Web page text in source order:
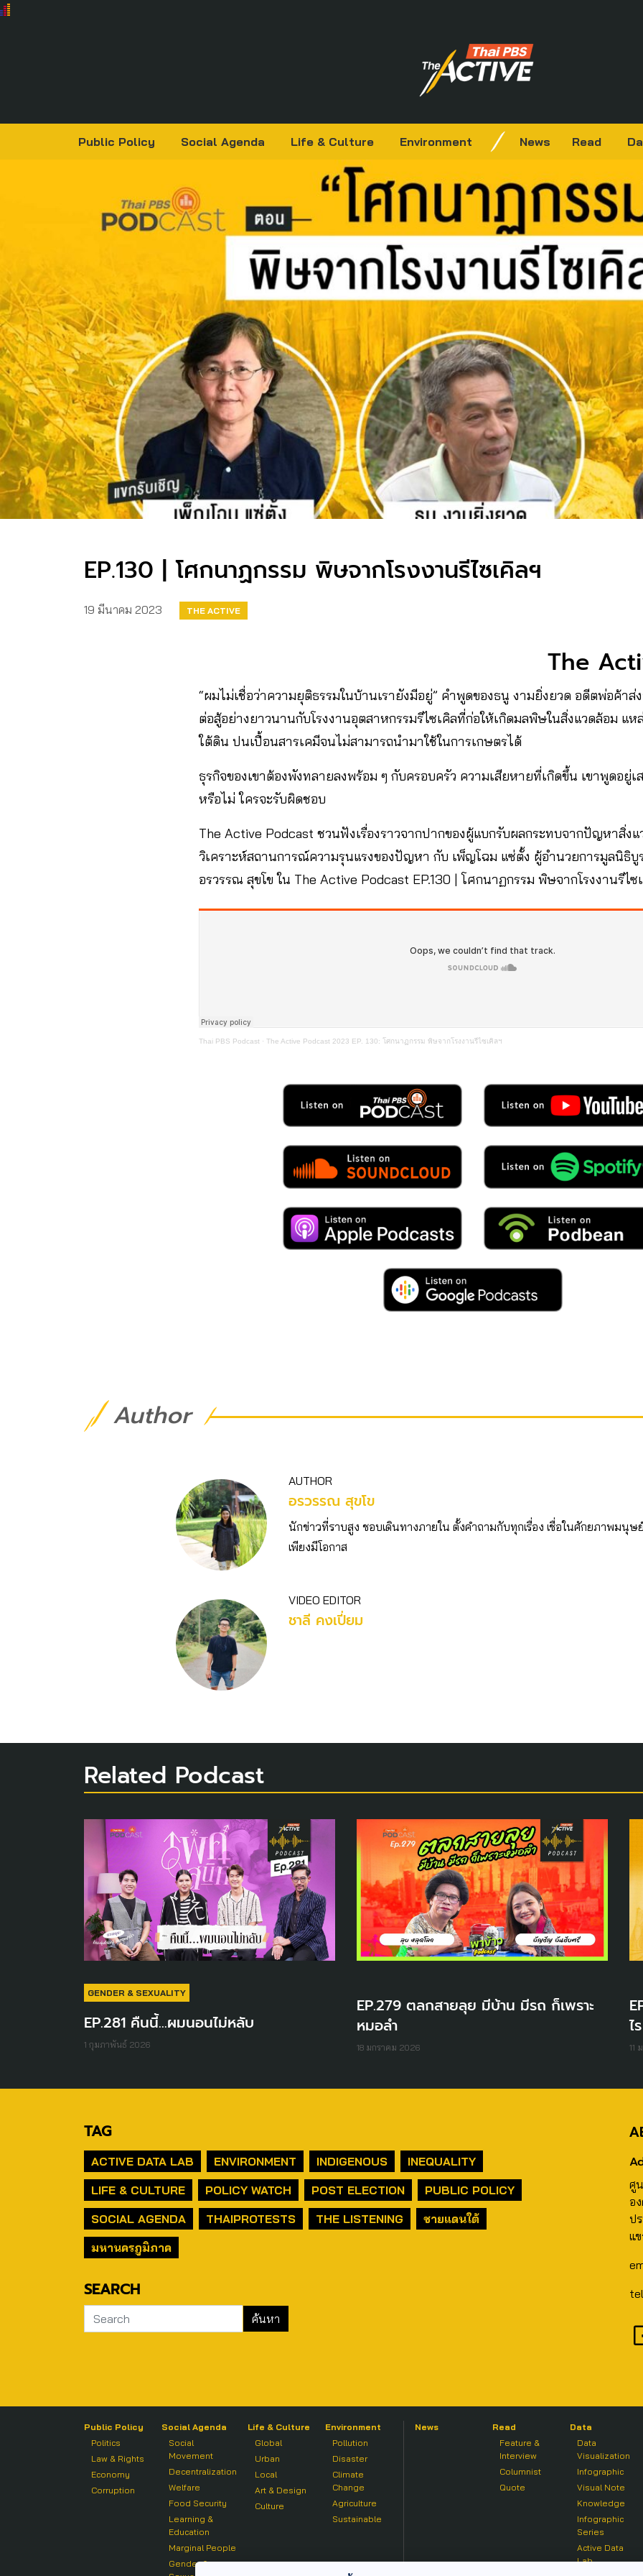
Public Policy Social Agenda Life & Culture Environment News Read
EP.130 | โศกนาฏกรรม พิษจากโรงงานรีไซเคิลฯ
19 มีนาคม 2023 THE ACTIVE
The
“ผมไม่เชื่อว่าความยุติธรรมในบ้านเรายังมีอยู่” คำพูดของธนู งามยิ่งยวด อดีตพ่อค้าส่
ต่อสู้อย่างยาวนานกับโรงงานอุตสาหกรรมรีไซเคิลที่ก่อให้เกิดมลพิษในสิ่งแวดล้อม แ
ใต้ดิน ปนเปื้อนสารเคมีจนไม่สามารถนำมาใช้ในการเกษตรได้
ธุรกิจของเขาต้องพังทลายลงพร้อม ๆ กับครอบครัว ความเสียหายที่เกิดขึ้น เขาพูดอยู่เ
หรือไม่ ใครจะรับผิดชอบ
The Active Podcast ชวนฟังเรื่องราวจากปากของผู้แบกรับผลกระทบจากปัญหาสิ่งแ
วิเคราะห์สถานการณ์ความรุนแรงของปัญหา กับ เพ็ญโฉม แซ่ตั้ง ผู้อำนวยการมูลนิธิ
อรวรรณ สุขโข ใน The Active Podcast EP.130 | โศกนาฏกรรม พิษจากโรงงานรีไซ
Thai PBS Podcast · The Active Podcast 2023 EP. 130: โศกนาฏกรรม พิษจากโรงงานรีไซเคิลฯ
Author
AUTHOR
อรวรรณ สุขโข
นักข่าวที่ราบสูง ชอบเดินทางภายใน ตั้งคำถามกับทุกเรื่อง เชื่อในศักยภาพมนุษ
เพียงมีโอกาส
VIDEO EDITOR
ชาลี คงเปี่ยม
Related Podcast
GENDER & SEXUALITY
EP.281 คืนนี้...ผมนอนไม่หลับ
1 กุมภาพันธ์ 2026
EP.279 ตลกสายลุย มีบ้าน มีรถ ก็เพราะ
หมอลำ
18 มกราคม 2026
ไ
11
TAG
ACTIVE DATA LAB ENVIRONMENT INDIGENOUS
INEQUALITY
LIFE & CULTURE
POLICY WATCH POST ELECTION
PUBLIC POLICY
SOCIAL AGENDA
THAIPROTESTS THE LISTENING
ชายแดนใต้
มหานครภูมิภาค
SEARCH
ศู
อ
ป
แ
Public Policy
Politics
Law & Rights
Economy
Corruption
Social Agenda
Social
Movement
Decentralization
Welfare
Food Security
Learning &
Education
Marginal People
Gender &
Life & Culture
Global
Urban
Local
Art & Design
Culture
Environment
Pollution
Disaster
Climate
Change
Agriculture
Sustainable
News
Read
Feature &
Interview
Columnist
Quote
Data
Data
Visualization
Infographic
Visual Note
Knowledge
Infographic
Series
Active Data
Lab